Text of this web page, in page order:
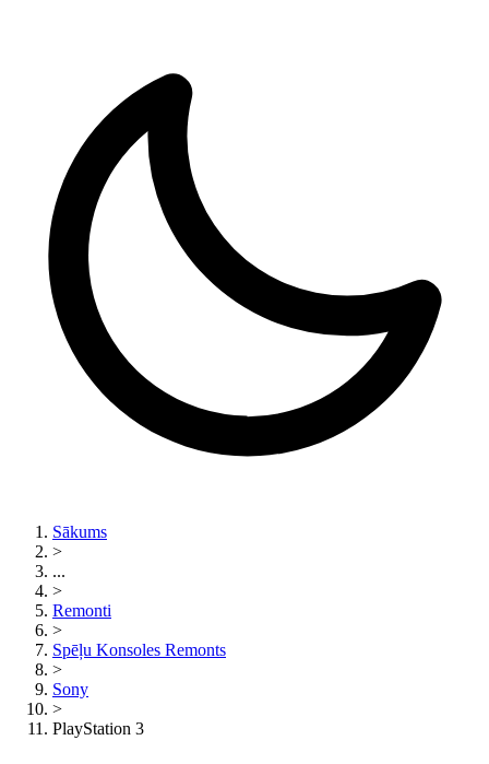
Sākums
>
...
>
Remonti
>
Spēļu Konsoles Remonts
>
Sony
>
PlayStation 3